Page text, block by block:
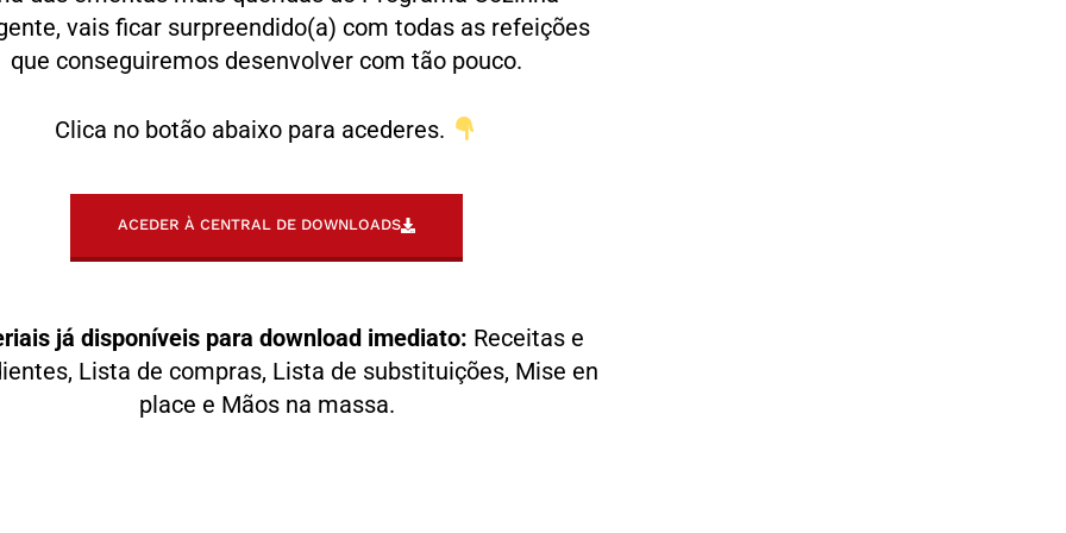
vais ficar surpreendido(a) com todas as refeições
que conseguiremos desenvolver com tão pouco.
Clica no botão abaixo para acederes.
ACEDER À CENTRAL DE DOWNLOADS
já disponíveis para download imediato: Receitas e
Lista de compras, Lista de substituições, Mise en
place e Mãos na massa.